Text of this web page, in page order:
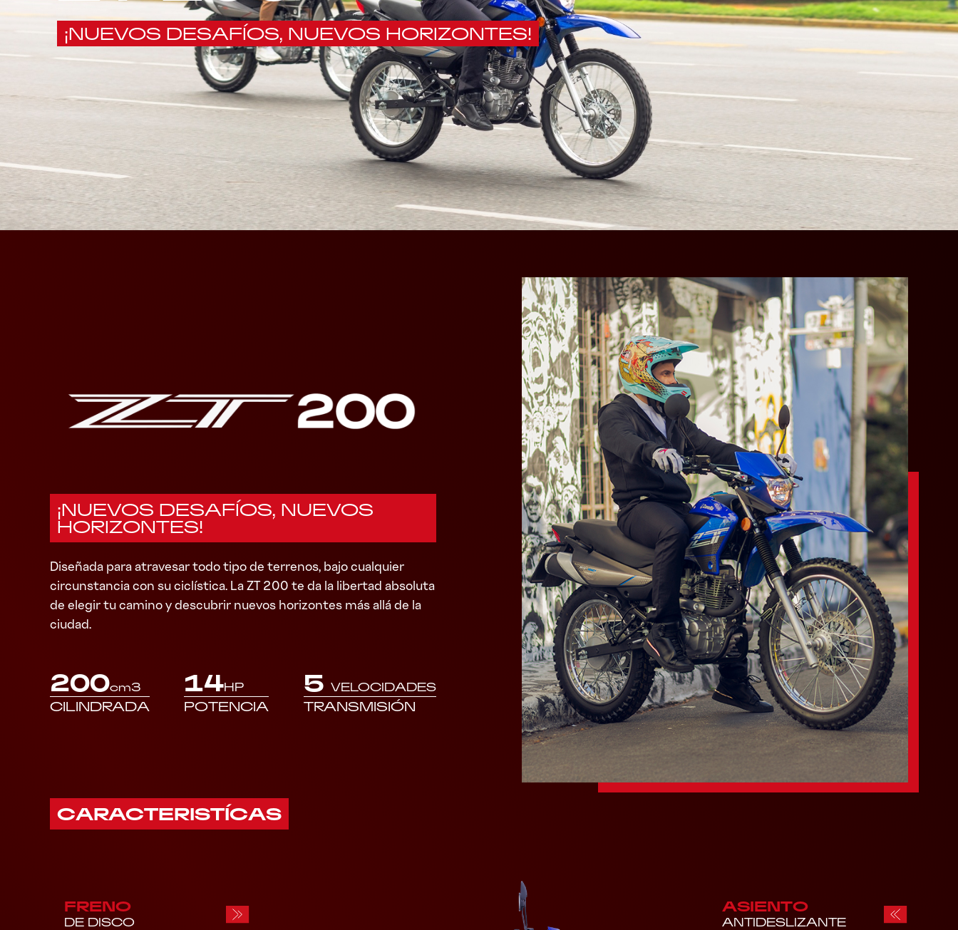
¡NUEVOS DESAFÍOS, NUEVOS HORIZONTES!
¡NUEVOS DESAFÍOS, NUEVOS
HORIZONTES!
Diseñada para atravesar todo tipo de terrenos, bajo cualquier
circunstancia con su ciclística. La ZT 200 te da la libertad absoluta
de elegir tu camino y descubrir nuevos horizontes más allá de la
ciudad.
200cm3
CILINDRADA
14HP
POTENCIA
5 VELOCIDADES
TRANSMISIÓN
CARACTERISTÍCAS
FRENO
DE DISCO
ASIENTO
ANTIDESLIZANTE